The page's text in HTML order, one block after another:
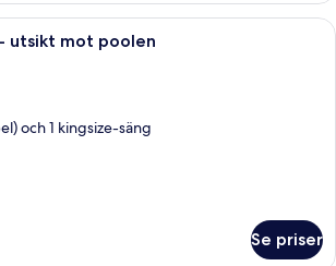
Ett sovrum med en stor säng, en
utsikt mot poolen
och 1 kingsize-säng
Se priser